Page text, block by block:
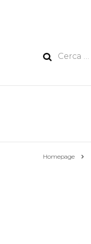
Ricerca
Homepage